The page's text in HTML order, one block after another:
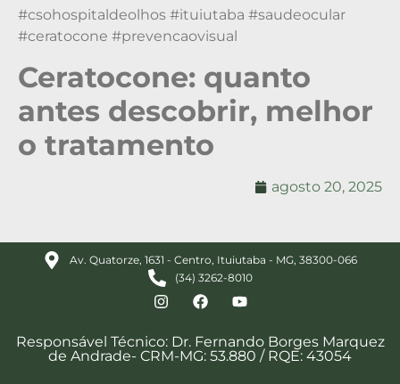
#csohospitaldeolhos #ituiutaba #saudeocular
#ceratocone #prevencaovisual
Ceratocone: quanto
antes descobrir, melhor
o tratamento
agosto 20, 2025
Av. Quatorze, 1631 - Centro, Ituiutaba - MG, 38300-066
(34) 3262-8010
Responsável Técnico: Dr. Fernando Borges Marquez
de Andrade- CRM-MG: 53.880 / RQE: 43054